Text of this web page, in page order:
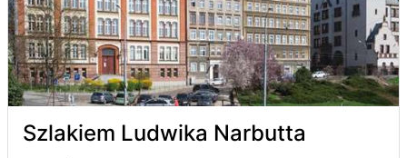
Szlakiem Ludwika Narbutta